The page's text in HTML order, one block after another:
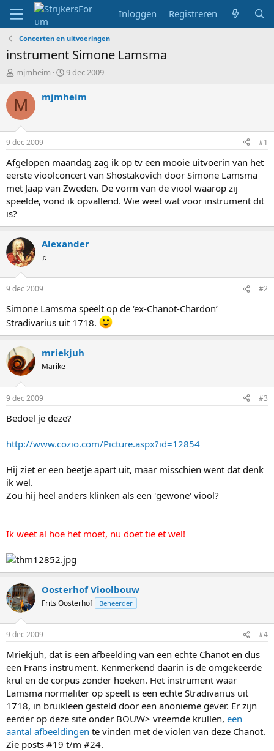
Inloggen Registreren
Concerten en uitvoeringen
instrument Simone Lamsma
T
p
i
s
t
a
r
t
e
r
mjmheim
S
a
t
u
9 dec 2009
M mjmheim
9 dec 2009 #1
Afgelopen maandag zag ik op tv een mooie uitvoerin van het
eerste vioolconcert van Shostakovich door Simone Lamsma
met Jaap van Zweden. De vorm van de viool waarop zij
speelde, vond ik opvallend. Wie weet wat voor instrument dit
is?
Alexander
♫
9 dec 2009 #2
Simone Lamsma speelt op de ‘ex-Chanot-Chardon’
Stradivarius uit 1718.
mriekjuh
Marike
9 dec 2009 #3
Bedoel je deze?
http://www.cozio.com/Picture.aspx?id=12854
Hij ziet er een beetje apart uit, maar misschien went dat denk
ik wel.
Zou hij heel anders klinken als een 'gewone' viool?
Ik weet al hoe het moet, nu doet tie et wel!
Oosterhof Vioolbouw
Frits Oosterhof Beheerder
9 dec 2009 #4
Mriekjuh, dat is een afbeelding van een echte Chanot en dus
een Frans instrument. Kenmerkend daarin is de omgekeerde
krul en de corpus zonder hoeken. Het instrument waar
Lamsma normaliter op speelt is een echte Stradivarius uit
1718, in bruikleen gesteld door een anonieme gever. Er zijn
eerder op deze site onder BOUW> vreemde krullen, een
aantal afbeeldingen te vinden met de violen van deze Chanot.
Zie posts #19 t/m #24.